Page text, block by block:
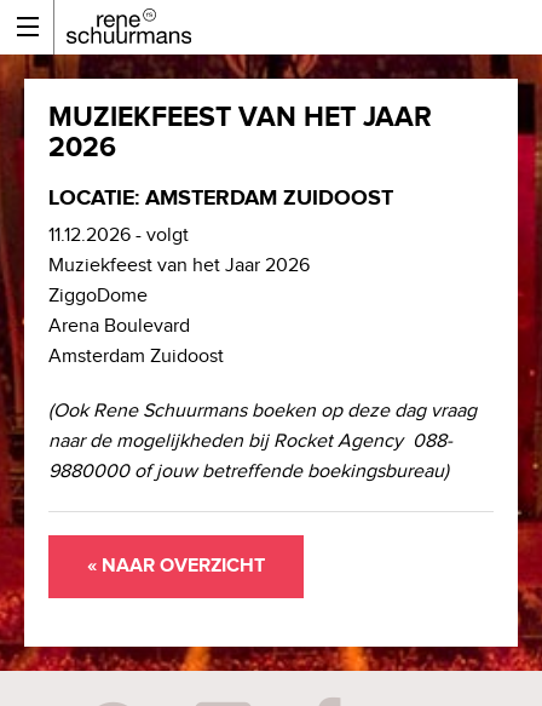
MUZIEKFEEST VAN HET JAAR
2026
LOCATIE: AMSTERDAM ZUIDOOST
11.12.2026 - volgt
Muziekfeest van het Jaar 2026
ZiggoDome
Arena Boulevard
Amsterdam Zuidoost
(Ook Rene Schuurmans boeken op deze dag vraag
naar de mogelijkheden bij Rocket Agency 088-
9880000 of jouw betreffende boekingsbureau)
« NAAR OVERZICHT